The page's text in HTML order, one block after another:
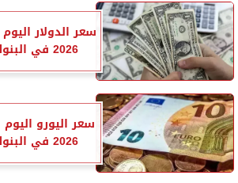
2026 في البنوك.. تحديث لحظي
2026 في البنوك.. تحديث لحظي